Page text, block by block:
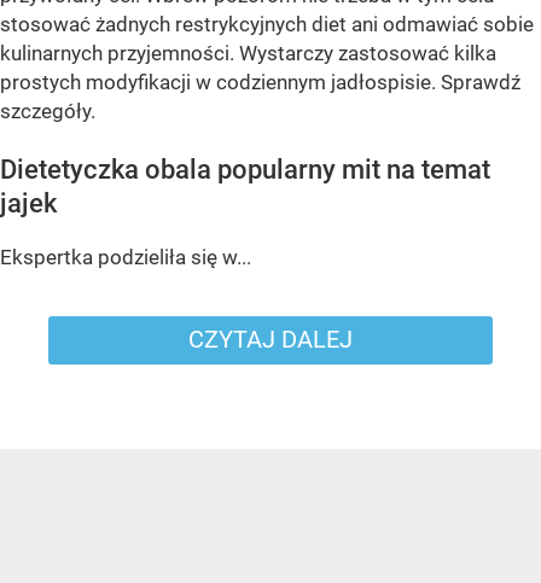
stosować żadnych restrykcyjnych diet ani odmawiać sobie
kulinarnych przyjemności. Wystarczy zastosować kilka
prostych modyfikacji w codziennym jadłospisie. Sprawdź
szczegóły.
Dietetyczka obala popularny mit na temat
jajek
Ekspertka podzieliła się w...
CZYTAJ DALEJ